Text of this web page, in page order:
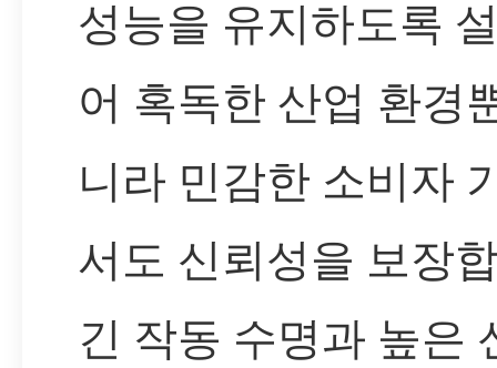
성능을 유지하도록
어 혹독한 산업 환경
니라 민감한 소비자
서도 신뢰성을 보장
긴 작동 수명과 높은